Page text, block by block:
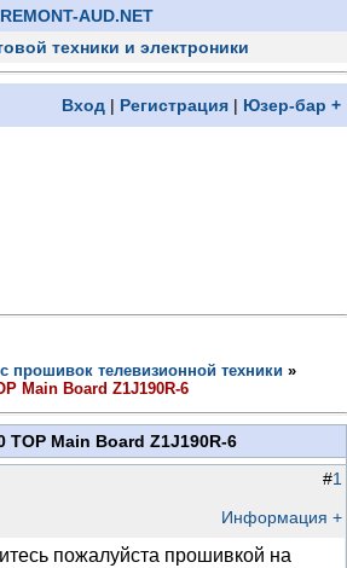
REMONT-AUD.NET
техники и электроники
Вход | Регистрация | Юзер-бар +
прошивок телевизионной техники »
Main Board Z1J190R-6
TOP Main Board Z1J190R-6
#1
Информация +
пожалуйста прошивкой на